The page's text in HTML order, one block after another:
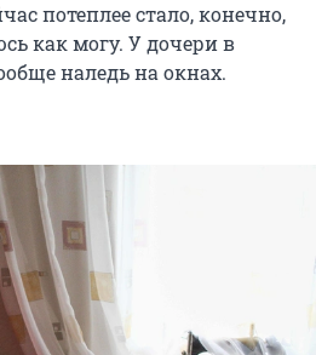
потеплее стало, конечно,
как могу. У дочери в
наледь на окнах.